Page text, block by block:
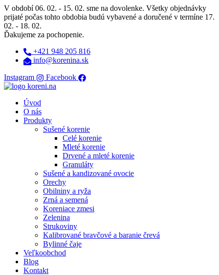
Preskočiť
na
obsah
V období 06. 02. - 15. 02. sme na dovolenke. Všetky objednávky
prijaté počas tohto obdobia budú vybavené a doručené v termíne 17.
02. - 18. 02.
Ďakujeme za pochopenie.
+421 948 205 816
info@korenina.sk
Instagram Facebook
Úvod
O nás
Produkty
Sušené korenie
Celé korenie
Mleté korenie
Drvené a mleté korenie
Granuláty
Sušené a kandizované ovocie
Orechy
Obilniny a ryža
Zrná a semená
Koreniace zmesi
Zelenina
Strukoviny
Kalibrované bravčové a baranie črevá
Bylinné čaje
Veľkoobchod
Blog
Kontakt